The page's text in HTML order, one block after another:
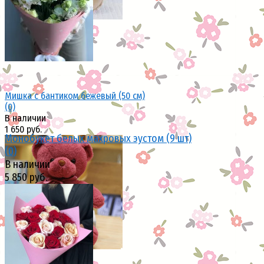
избранное сравнить
Мишка с бантиком бежевый (50 см)
(0)
В наличии
1 650 руб.
избранное сравнить
избранное сравнить
Монобукет белых махровых эустом (9 шт)
(0)
В наличии
5 850 руб.